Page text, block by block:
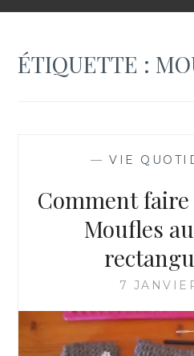
ÉTIQUETTE :
—VIE
Comment
Moufles
7